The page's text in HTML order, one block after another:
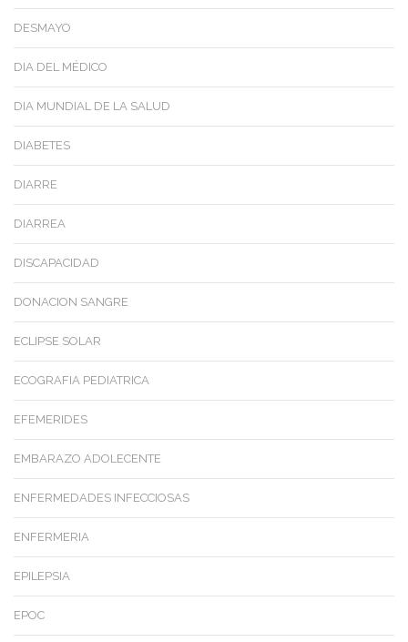
DESMAYO
DIA DEL MÉDICO
DIA MUNDIAL DE LA SALUD
DIABETES
DIARRE
DIARREA
DISCAPACIDAD
DONACION SANGRE
ECLIPSE SOLAR
ECOGRAFIA PEDIATRICA
EFEMERIDES
EMBARAZO ADOLECENTE
ENFERMEDADES INFECCIOSAS
ENFERMERIA
EPILEPSIA
EPOC